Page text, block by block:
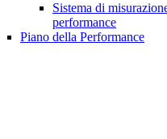
Sistema di
performance
Piano della Performance